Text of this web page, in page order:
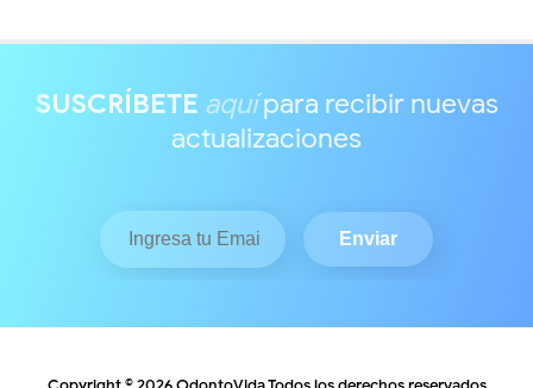
SUSCRÍBETE aquípara recibir nuevas
actualizaciones